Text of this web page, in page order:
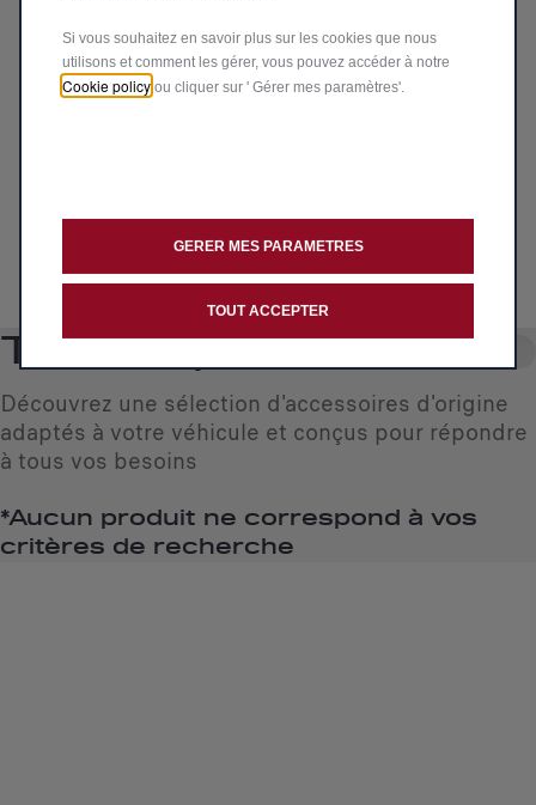
afficher les accessoires compatibles
Par N° d'immatriculation
Par N° de VIN
Tous les produits
Découvrez une sélection d'accessoires d'origine
adaptés à votre véhicule et conçus pour répondre
à tous vos besoins
*Aucun produit ne correspond à vos
critères de recherche
Si vous souhaitez en savoir plus sur les cookies que nous
utilisons et comment les gérer, vous pouvez accéder à notre
Cookie policy ou cliquer sur ' Gérer mes paramètres'.
GERER MES PARAMETRES
TOUT ACCEPTER